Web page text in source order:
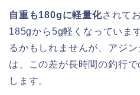
自重も180gに軽量化されて
185gから5g軽くなっていま
るかもしれませんが、アジ
は、この差が長時間の釣行
します。